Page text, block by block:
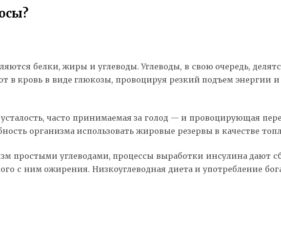
белки, жиры и углеводы. Углеводы, в свою очередь,
в кровь в виде глюкозы, провоцируя резкий подъем энергии
часто принимаемая за голод — и провоцирующая
организма использовать жировые резервы в качестве
простыми углеводами, процессы выработки инсулина дают
с ним ожирения. Низкоуглеводная диета и употребление